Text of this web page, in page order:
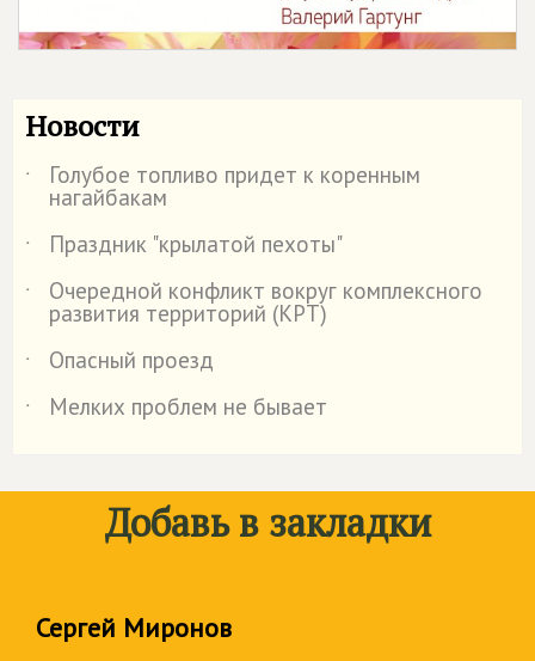
Новости
˙ Голубое топливо придет к коренным
нагайбакам
˙
Праздник "крылатой пехоты"
˙
Очередной конфликт вокруг комплексного
развития территорий (КРТ)
˙
Опасный проезд
˙
Мелких проблем не бывает
Добавь в закладки
Сергей Миронов